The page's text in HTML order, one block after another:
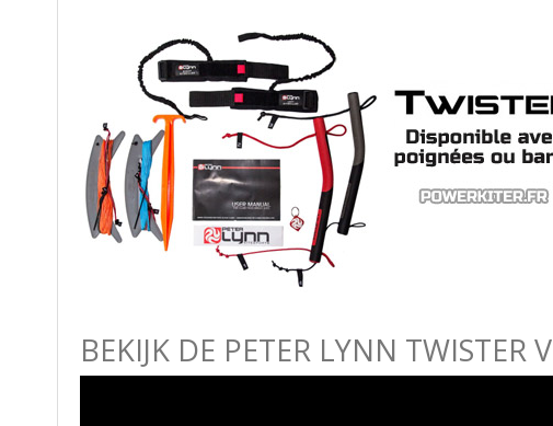
BEKIJK DE PETER LYNN TWISTER